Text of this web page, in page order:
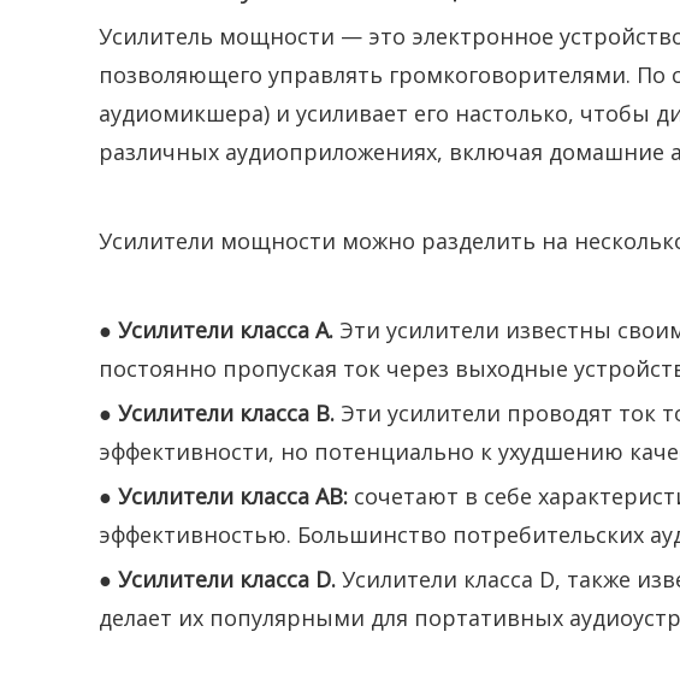
Усилитель мощности — это электронное
позволяющего управлять громкоговорителями. По
аудиомикшера) и усиливает его настолько, чтобы
различных аудиоприложениях, включая домашние
Усилители мощности можно разделить на
● Усилители класса А. Эти усилители известны
постоянно пропуская ток через выходные
● Усилители класса B. Эти усилители проводят ток
эффективности, но потенциально к ухудшению
● Усилители класса AB: сочетают в себе
эффективностью. Большинство потребительских
● Усилители класса D. Усилители класса D, также
делает их популярными для портативных